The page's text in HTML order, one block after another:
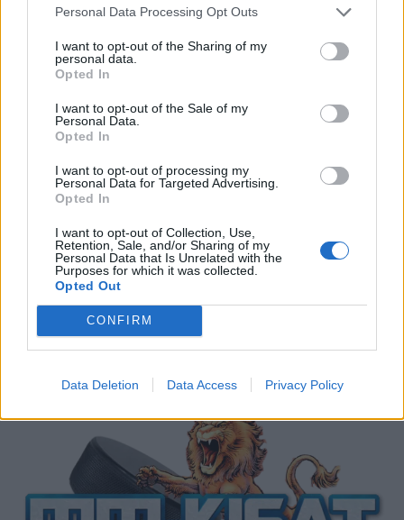
Personal Data Processing Opt Outs
I want to opt-out of the Sharing of my
personal data.
Opted In
I want to opt-out of the Sale of my
Personal Data.
Opted In
I want to opt-out of processing my
Personal Data for Targeted Advertising.
Opted In
I want to opt-out of Collection, Use,
Retention, Sale, and/or Sharing of my
Personal Data that Is Unrelated with the
Purposes for which it was collected.
Opted Out
CONFIRM
Data Deletion Data Access Privacy Policy
LIITTYVÄT ARTIKKELIT LISÄÄ TEKIJÄLTÄ
Aleksander Barkov tekee paluun
kaukaloon
Venäläisveskari sekosi Suomen 2.
divisioonassa – sai samasta tilanteesta
Kanada – USA klo 15:10 – näin katsot
ottelun ilmaiseksi TV:stä